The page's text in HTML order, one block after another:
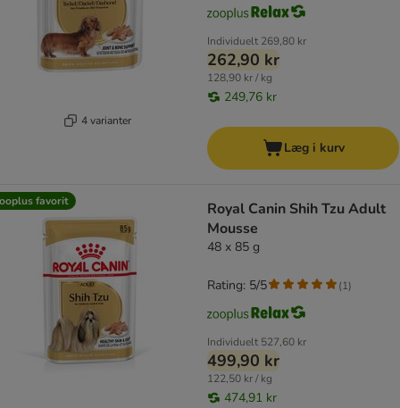
4 varianter
Individuelt 269,80 kr
262,90 kr
128,90 kr / kg
249,76 kr
Læg i kurv
favorit
Royal Canin Shih Tzu Adult
Mousse
48 x 85 g
Individuelt 527,60 kr
499,90 kr
122,50 kr / kg
474,91 kr
Rating: 5/5 (1)